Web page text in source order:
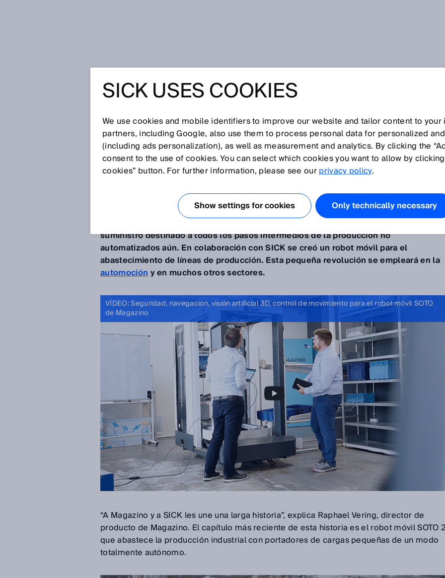
SICK Y SOTO: UN NUEVO
ROBOT MÓVIL PARA LA
PRODUCCIÓN INDUSTRIAL
Rara vez un dispositivo creado para colmar lagunas ha sido tan innovador: la empresa
suministro destinado a todos los pasos intermedios de la producción no
automatizados aún. En colaboración con SICK se creó un robot móvil para el
abastecimiento de líneas de producción. Esta pequeña revolución se empleará en la
automocióny en muchos otros sectores.
VÍDEO: Seguridad, navegación, visión artificial 3D, control de movimiento para el robot móvil SOTO
de Magazino
“A Magazino y a SICK les une una larga historia”, explica Raphael Vering, director de
producto de Magazino. El capítulo más reciente de esta historia es el robot móvil SOTO
que abastece la producción industrial con portadores de cargas pequeñas de un modo
totalmente autónomo.
SICK USES COOKIES
We use cookies and mobile identifiers to improve our website and tailor content to
partners, including Google, also use them to process personal data for personalized
(including ads personalization), as well as measurement and analytics. By clicking the
consent to the use of cookies. You can select which cookies you want to allow by
cookies” button. For further information, please see ourprivacy policy.
Show settings for cookies Only technically necessary